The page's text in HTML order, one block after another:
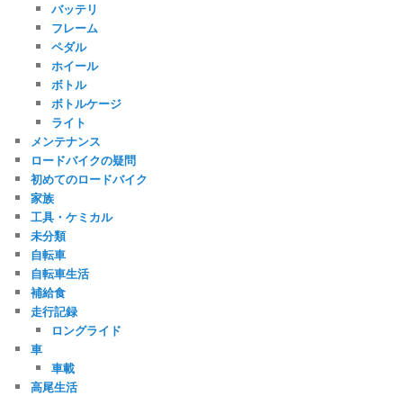
バッテリ
フレーム
ペダル
ホイール
ボトル
ボトルケージ
ライト
メンテナンス
ロードバイクの疑問
初めてのロードバイク
家族
工具・ケミカル
未分類
自転車
自転車生活
補給食
走行記録
ロングライド
車
車載
高尾生活